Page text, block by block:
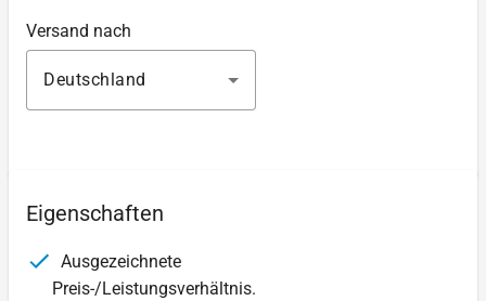
Versand nach
Deutschland
Eigenschaften
Ausgezeichnete
Preis-/Leistungsverhältnis.